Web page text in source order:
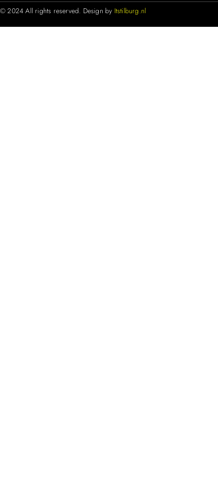
© 2024 All rights reserved. Design by Itstilburg.nl